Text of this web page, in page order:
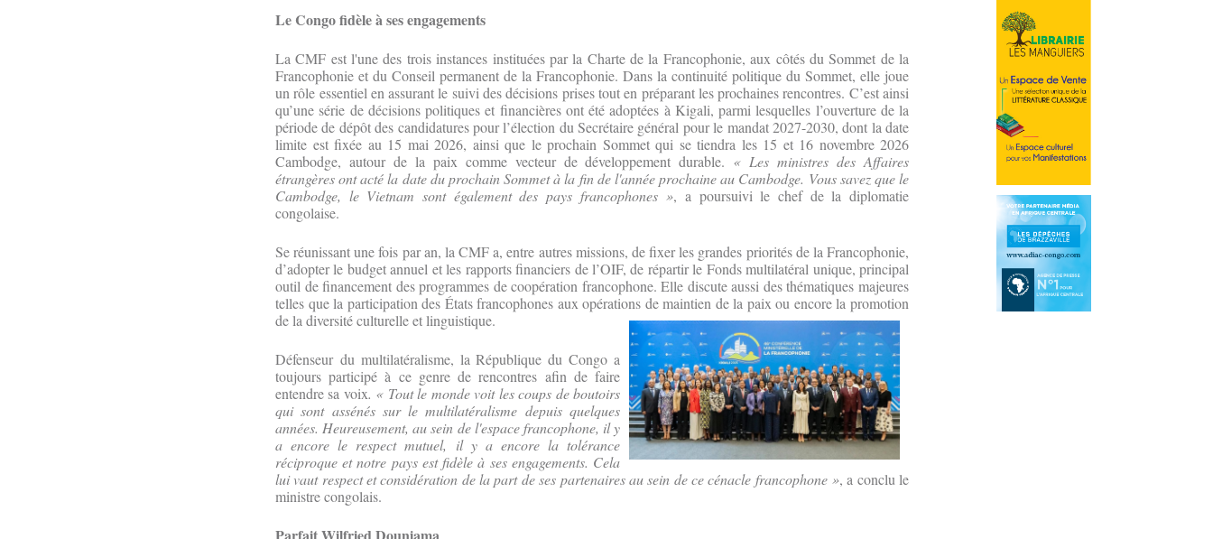
Le Congo fidèle à ses engagements
La CMF est l'une des trois instances instituées par la Charte de la Francophonie, aux côtés du Sommet de la
Francophonie et du Conseil permanent de la Francophonie. Dans la continuité politique du Sommet, elle joue
un rôle essentiel en assurant le suivi des décisions prises tout en préparant les prochaines rencontres. C’est ainsi
qu’une série de décisions politiques et financières ont été adoptées à Kigali, parmi lesquelles l’ouverture de la
période de dépôt des candidatures pour l’élection du Secrétaire général pour le mandat 2027-2030, dont la date
limite est fixée au 15 mai 2026, ainsi que le prochain Sommet qui se tiendra les 15 et 16 novembre 2026
Cambodge, autour de la paix comme vecteur de développement durable. « Les ministres des Affaires
étrangères ont acté la date du prochain Sommet à la fin de l'année prochaine au Cambodge. Vous savez que le
Cambodge, le Vietnam sont également des pays francophones », a poursuivi le chef de la diplomatie
congolaise.
Se réunissant une fois par an, la CMF a, entre autres missions, de fixer les grandes priorités de la Francophonie,
d’adopter le budget annuel et les rapports financiers de l’OIF, de répartir le Fonds multilatéral unique, principal
outil de financement des programmes de coopération francophone. Elle discute aussi des thématiques majeures
telles que la participation des États francophones aux opérations de maintien de la paix ou encore la promotion
de la diversité culturelle et linguistique.
Défenseur du multilatéralisme, la République du Congo a
toujours participé à ce genre de rencontres afin de faire
entendre sa voix. « Tout le monde voit les coups de boutoirs
qui sont assénés sur le multilatéralisme depuis quelques
années. Heureusement, au sein de l'espace francophone, il y
a encore le respect mutuel, il y a encore la tolérance
réciproque et notre pays est fidèle à ses engagements. Cela
lui vaut respect et considération de la part de ses partenaires au sein de ce cénacle francophone », a conclu le
ministre congolais.